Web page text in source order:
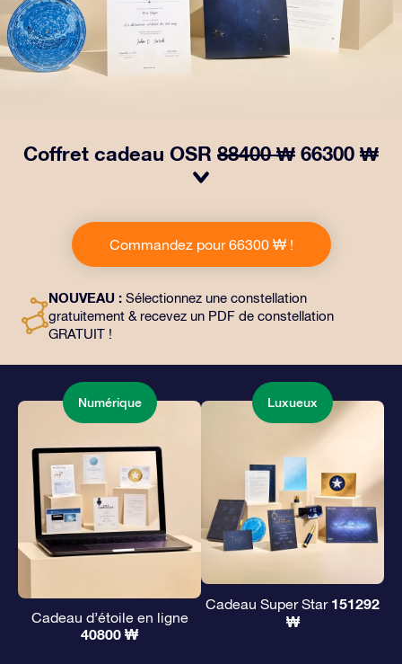
Coffret cadeau OSR 88400 ₩ 66300 ₩
Ce cadeau comprend une belle enveloppe et des
documents personnalisés envoyés à l’adresse de votre
choix, ainsi que des documents numériques et
façon magique d’offrir un cadeau éternel à vos amis et
à vos proches.
Commandez pour 66300 ₩ !
NOUVEAU : Sélectionnez une constellation
gratuitement & recevez un PDF de constellation
GRATUIT !
Numérique
Cadeau d’étoile en ligne
40800 ₩
Luxueux
Cadeau Super Star 151292
₩